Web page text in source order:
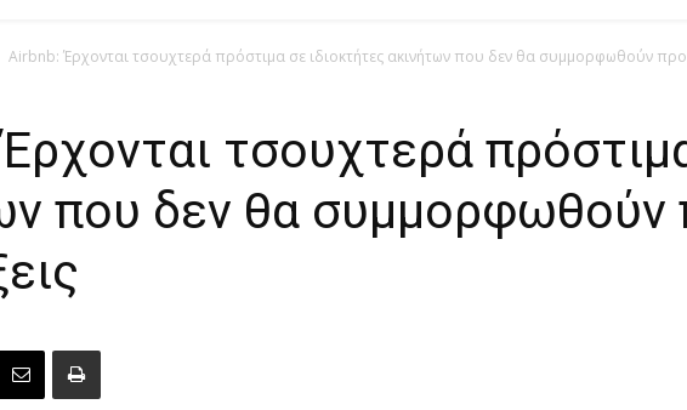
Airbnb: Έρχονται τσουχτερά πρόστιμα σε ιδιοκτήτες ακινήτων που δεν θα συμμορφωθούν
τσουχτερά
που δεν θα συμμορφωθούν